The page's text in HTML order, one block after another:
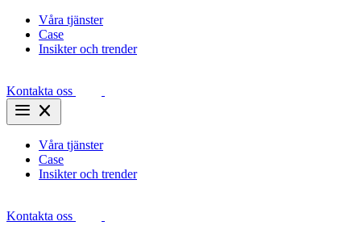
Våra tjänster
Case
Insikter och trender
Kontakta oss
menu close
Våra tjänster
Case
Insikter och trender
Kontakta oss